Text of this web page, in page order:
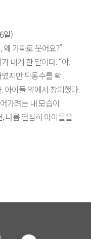
일)
가짜로 웃어요?”
내게 한 말이다. “야,
지만 뒤통수를 확
아이들 앞에서 창피했다.
가려는 내 모습이
나름 열심히 아이들을